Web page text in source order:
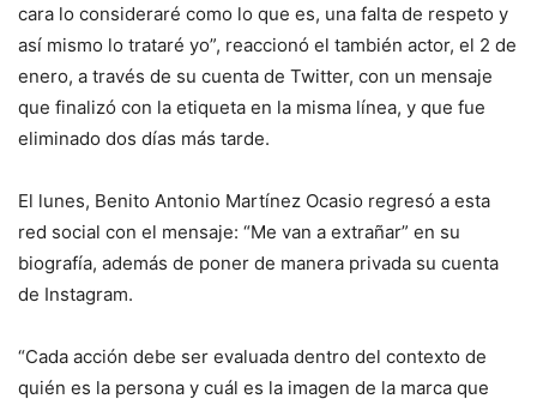
cara lo consideraré como lo que es, una falta de respeto y
así mismo lo trataré yo”, reaccionó el también actor, el 2 de
enero, a través de su cuenta de Twitter, con un mensaje
que finalizó con la etiqueta en la misma línea, y que fue
eliminado dos días más tarde.
El lunes, Benito Antonio Martínez Ocasio regresó a esta
red social con el mensaje: “Me van a extrañar” en su
biografía, además de poner de manera privada su cuenta
de Instagram.
“Cada acción debe ser evaluada dentro del contexto de
quién es la persona y cuál es la imagen de la marca que